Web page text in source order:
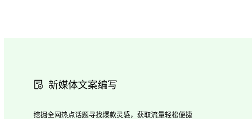
新媒体文案编写
挖掘全网热点话题寻找爆款灵感，获取流量轻松便捷